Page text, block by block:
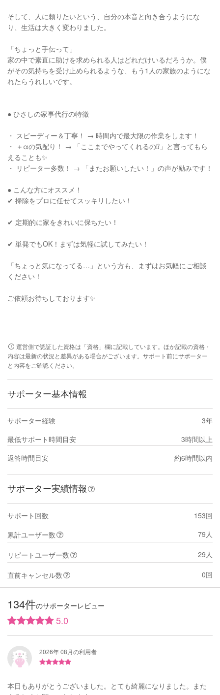
そして、人に頼りたいという、自分の本音と向き合うようにな
り、生活は大きく変わりました。
「ちょっと手伝って」
家の中で素直に助けを求められる人はどれだけいるだろうか。僕
がその気持ちを受け止められるような、もう1人の家族のようにな
れたらうれしいです。
● ひさしの家事代行の特徴
・ スピーディー＆丁寧！ → 時間内で最大限の作業をします！
・ ＋αの気配り！ → 「ここまでやってくれるの⁉️」と言ってもら
えることも✨
・ リピーター多数！ → 「またお願いしたい！」の声が励みです！
● こんな方にオススメ！
✔ 掃除をプロに任せてスッキリしたい！
✔ 定期的に家をきれいに保ちたい！
✔ 単発でもOK！まずは気軽に試してみたい！
「ちょっと気になってる…」という方も、まずはお気軽にご相談
ください！
ご依頼お待ちしております✨
運営側で認証した資格は「資格」欄に記載しています。ほか記載の資格・
内容は最新の状況と差異がある場合がございます。サポート前にサポーター
と内容をご確認ください。
サポーター基本情報
サポーター経験
3年
最低サポート時間目安
3時間以上
返答時間目安
約6時間以内
サポーター実績情報
サポート回数
153回
累計ユーザー数
79人
リピートユーザー数 29人
直前キャンセル数 0回
134件のサポーターレビュー
5.0
2026年 08月の利用者
本日もありがとうございました。とても綺麗になりました。また